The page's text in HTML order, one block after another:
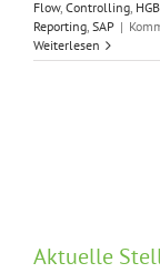
Flow, Controlling, HGB
Reporting, SAP |
Weiterlesen
Aktuelle